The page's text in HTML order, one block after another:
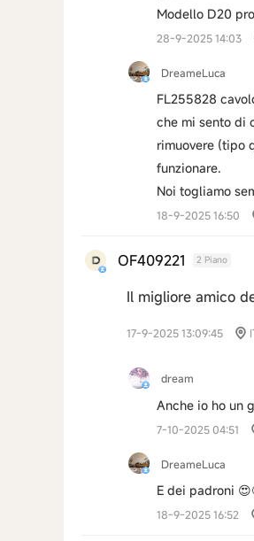
Modello D20
28-9-2025 14:03
DreameLuca
FL255828
che mi sento di
rimuovere (tipo
funzionare.
Noi togliamo
18-9-2025 16:50
OF409221 2 Piano
Il migliore amico
17-9-2025 13:09:45
dream
Anche io ho un
7-10-2025 04:51
DreameLuca
E dei padroni
18-9-2025 16:52